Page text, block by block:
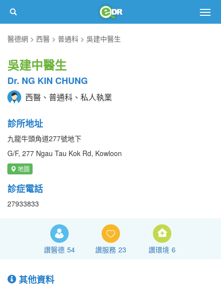
醫德網
西醫 普通科 吳建中醫生
吳建中醫生
Dr. NG KIN CHUNG
西醫、普通科、私人執業
診所地址
九龍牛頭角道277號地下
G/F, 277 Ngau Tau Kok Rd, Kowloon
地圖
診症電話
27933833
讚醫德 54 讚服務 23 讚環境 6
其他資料